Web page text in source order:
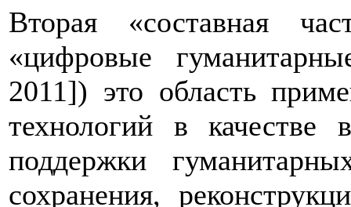
Вторая «составная
«цифровые
2011]) это область
технологий в качестве
поддержки
сохранения,